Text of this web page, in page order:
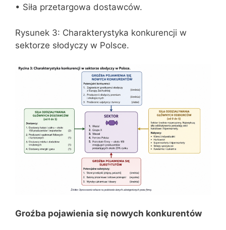
• Siła przetargowa dostawców.
Rysunek 3: Charakterystyka konkurencji w
sektorze słodyczy w Polsce.
Groźba pojawienia się nowych konkurentów